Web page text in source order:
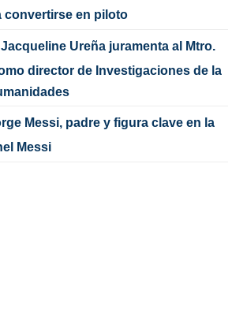
convertirse en piloto
Jacqueline Ureña juramenta al Mtro.
director de Investigaciones de la
Messi, padre y figura clave en la
Messi